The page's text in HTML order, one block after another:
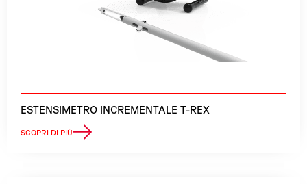
ESTENSIMETRO INCREMENTALE T-REX
SCOPRI DI PIÙ